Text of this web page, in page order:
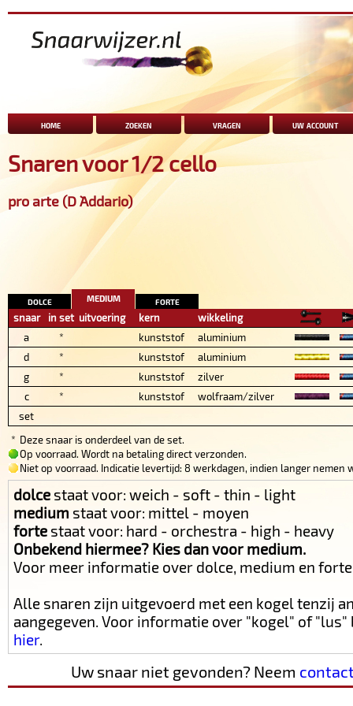
home zoeken vragen uw account
Snaren voor 1/2 cello
pro arte (D `Addario)
dolce medium forte
snaar in set uitvoering kern
wikkeling
a
* kunststof
aluminium
d
* kunststof
aluminium
g
* kunststof
zilver
c
* kunststof
wolfraam/zilver
set
* Deze snaar is onderdeel van de set.
Op voorraad. Wordt na betaling direct verzonden.
Niet op voorraad. Indicatie levertijd: 8 werkdagen, indien langer nemen
dolce staat voor: weich - soft - thin - light
medium staat voor: mittel - moyen
forte staat voor: hard - orchestra - high - heavy
Onbekend hiermee? Kies dan voor medium.
Voor meer informatie over dolce, medium en
Alle snaren zijn uitgevoerd met een kogel tenzij
aangegeven. Voor informatie over "kogel" of
hier.
Uw snaar niet gevonden? Neem